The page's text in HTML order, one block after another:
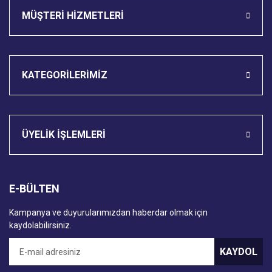
MÜŞTERİ HİZMETLERİ
KATEGORİLERİMİZ
ÜYELİK İŞLEMLERİ
E-BÜLTEN
Kampanya ve duyurularımızdan haberdar olmak için
kaydolabilirsiniz.
KAYDOL